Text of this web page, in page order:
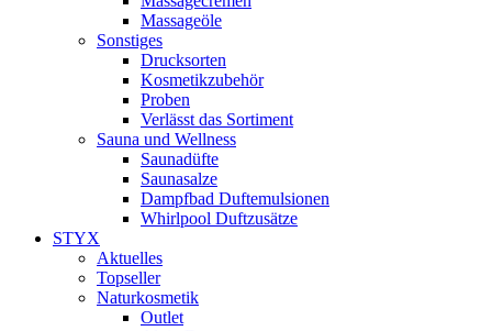
Massageöle
Sonstiges
Drucksorten
Kosmetikzubehör
Proben
Verlässt das Sortiment
Sauna und Wellness
Saunadüfte
Saunasalze
Dampfbad Duftemulsionen
Whirlpool Duftzusätze
STYX
Aktuelles
Topseller
Naturkosmetik
Outlet